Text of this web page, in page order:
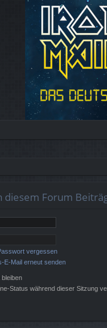
Forum
vergessen
E-Mail erneut senden
bleiben
Status während dieser Sitzung